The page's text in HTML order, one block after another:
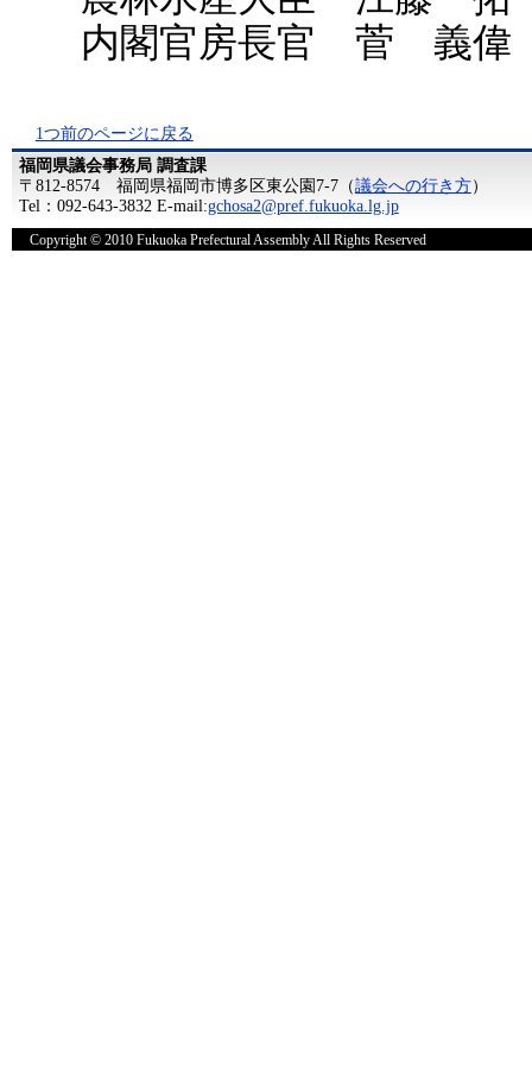
内閣官房長官 菅 義
1つ前のページに戻る
福岡県議会事務局 調査課
〒812-8574 福岡県福岡市博多区東公園7-7（議会への行き方）
Tel：092-643-3832 E-mail:gchosa2@pref.fukuoka.lg.jp
Copyright © 2010 Fukuoka Prefectural Assembly All Rights Reserved